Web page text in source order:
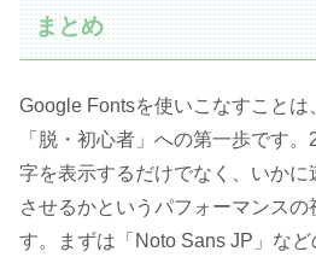
まとめ
Google Fontsを使いこなすことは
「脱・初心者」への第一歩です
字を表示するだけでなく、いか
させるかというパフォーマンスの
す。まずは「Noto Sans JP」な